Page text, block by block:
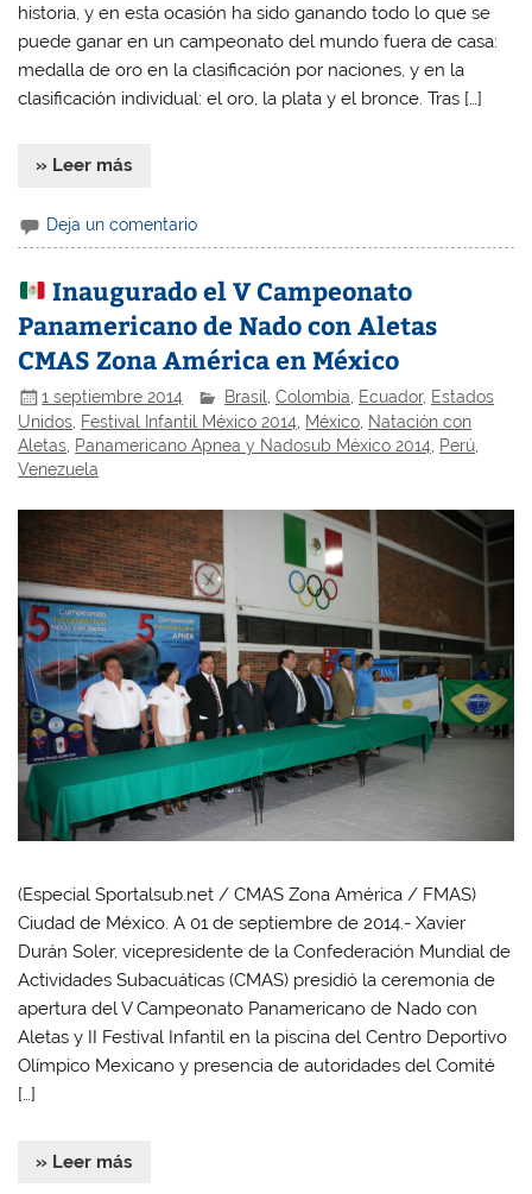
historia, y en esta ocasión ha sido ganando todo lo que se
puede ganar en un campeonato del mundo fuera de casa:
medalla de oro en la clasificación por naciones, y en la
clasificación individual: el oro, la plata y el bronce. Tras […]
» Leer más
Deja un comentario
Inaugurado el V Campeonato
Panamericano de Nado con Aletas
CMAS Zona América en México
1 septiembre 2014 Brasil ,Colombia Ecuador, Estados
Unidos Festival Infantil México 2014 México Natación con
Aletas Panamericano Apnea y Nadosub México 2014 Perú
Venezuela
(Especial Sportalsub.net / CMAS Zona América / FMAS)
Ciudad de México. A 01 de septiembre de 2014.- Xavier
Durán Soler, vicepresidente de la Confederación Mundial de
Actividades Subacuáticas (CMAS) presidió la ceremonia de
apertura del V Campeonato Panamericano de Nado con
Aletas y II Festival Infantil en la piscina del Centro Deportivo
Olímpico Mexicano y presencia de autoridades del Comité
[…]
» Leer más